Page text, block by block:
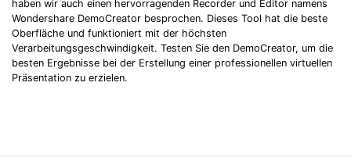
haben wir auch einen hervorragenden Recorder und Editor namens
Wondershare DemoCreator besprochen. Dieses Tool hat die beste
Oberfläche und funktioniert mit der höchsten
Verarbeitungsgeschwindigkeit. Testen Sie den DemoCreator, um die
besten Ergebnisse bei der Erstellung einer professionellen virtuellen
Präsentation zu erzielen.